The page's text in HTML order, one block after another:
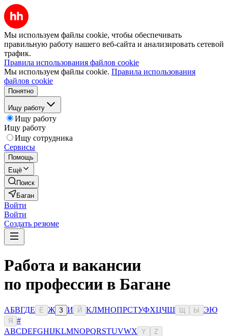
Мы используем файлы cookie, чтобы обеспечивать
правильную работу нашего веб-сайта и анализировать сетевой
трафик.
Правила использования файлов cookie
Мы используем файлы cookie. Правила использования
файлов cookie
Понятно
Ищу работу
Ищу работу
Ищу работу
Ищу сотрудника
Сервисы
Помощь
Ещё
Поиск
Баган
Войти
Войти
Создать резюме
Работа и вакансии
по профессии в Багане
АБВГДЕ Ё Ж З И Й КЛМНОПРСТУФХЦЧШ Ы ЭЮ
Я
#
ABCDEFGHIJKLMNOPQRSTUVWX Y Z